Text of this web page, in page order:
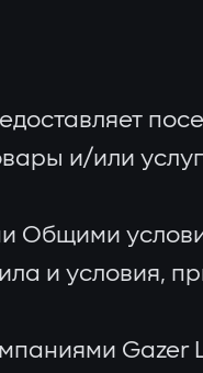
и/или
Общими
и условия,